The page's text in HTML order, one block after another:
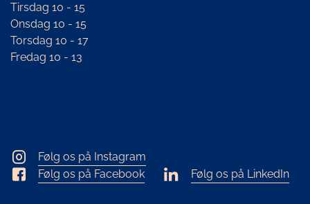
Tirsdag 10 - 15
Onsdag 10 - 15
Torsdag 10 - 17
Fredag 10 - 13
Følg os på Instagram
Følg os på Facebook
Følg os på LinkedIn